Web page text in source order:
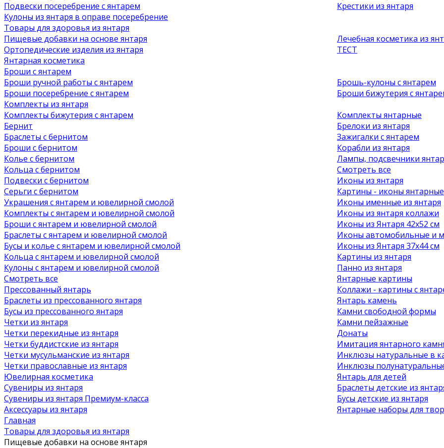
Подвески посеребрение с янтарем
Кулоны из янтаря в оправе посеребрение
Крестики из янтаря
Товары для здоровья из янтаря
Пищевые добавки на основе янтаря
Ортопедические изделия из янтаря
Янтарная косметика
Лечебная косметика из
ТЕСТ
Броши с янтарем
Броши ручной работы с янтарем
Броши посеребрение с янтарем
Брошь-кулоны с янтарем
Броши бижутерия с
Комплекты из янтаря
Комплекты бижутерия с янтарем
Комплекты янтарные
Бернит
Браслеты с бернитом
Броши с бернитом
Колье с бернитом
Кольца с бернитом
Подвески с бернитом
Серьги с бернитом
Украшения с янтарем и ювелирной смолой
Комплекты с янтарем и ювелирной смолой
Броши с янтарем и ювелирной смолой
Браслеты с янтарем и ювелирной смолой
Бусы и колье с янтарем и ювелирной смолой
Кольца с янтарем и ювелирной смолой
Кулоны с янтарем и ювелирной смолой
Смотреть все
Прессованный янтарь
Браслеты из прессованного янтаря
Бусы из прессованного янтаря
Четки из янтаря
Четки перекидные из янтаря
Четки буддистские из янтаря
Четки мусульманские из янтаря
Четки православные из янтаря
Ювелирная косметика
Сувениры из янтаря
Сувениры из янтаря Премиум-класса
Аксессуары из янтаря
Брелоки из янтаря
Зажигалки с янтарем
Корабли из янтаря
Лампы, подсвечники
Смотреть все
Иконы из янтаря
Картины - иконы янтарные
Иконы именные из янтаря
Иконы из янтаря коллажи
Иконы из Янтаря 42х52 см
Иконы автомобильные и
Иконы из Янтаря 37х44 см
Картины из янтаря
Панно из янтаря
Янтарные картины
Коллажи - картины с
Янтарь камень
Камни свободной формы
Камни пейзажные
Донаты
Имитация янтарного
Инклюзы натуральные в
Инклюзы
Янтарь для детей
Браслеты детские из
Бусы детские из янтаря
Янтарные наборы для
Главная
Товары для здоровья из янтаря
Пищевые добавки на основе янтаря